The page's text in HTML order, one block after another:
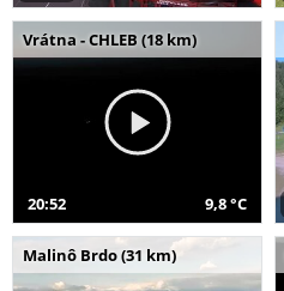
Vrátna - CHLEB (18 km)
20:52 9,8 °C
Malinô Brdo (31 km)